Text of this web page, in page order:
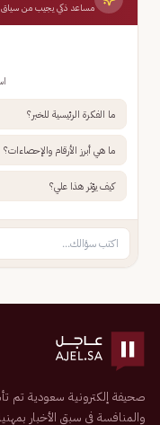
مساعد ذكي يجيب من سياق
ما الفكرة الرئيسية للخبر؟
ما هي أبرز الأرقام والإحصاءات؟
كيف يؤثر هذا علي؟
والمنافسة في سبق الأخبار